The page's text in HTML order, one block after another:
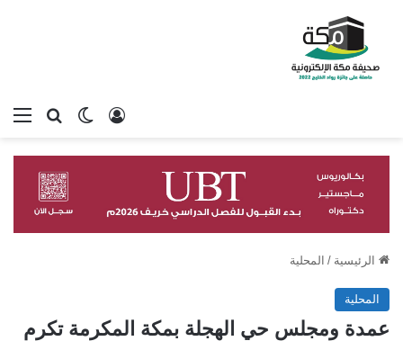
بحثالوضع
تسجيل الدخول
الرئيسية / المحلية
المحلية
عمدة ومجلس حي الهجلة بمكة المكرمة تكرم